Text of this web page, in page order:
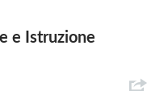
e Istruzione